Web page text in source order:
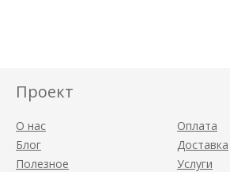
Проект
О нас
Блог
Полезное
Оплата
Доставка
Услуги